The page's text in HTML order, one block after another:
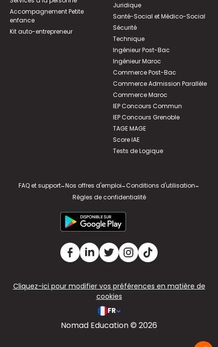
Accompagnement Petite
enfance
Kit auto-entrepreneur
Juridique
Santé-Social et Médico-Social
Sécurité
Technique
Ingénieur Post-Bac
Ingénieur Maroc
Commerce Post-Bac
Commerce Admission Parallèle
Commerce Maroc
IEP Concours Commun
IEP Concours Grenoble
TAGE MAGE
Score IAE
Tests de Logique
FAQ et support-Nos offres d'emploi-Conditions d'utilisation-
Règles de confidentialité
Cliquez-ici pour modifier vos préférences en matière de
cookies
FR
Nomad Education © 2026